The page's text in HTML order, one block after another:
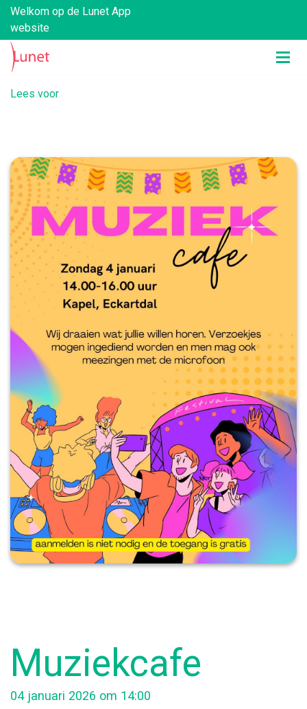
Welkom op de Lunet App
website
Lees voor
Muziekcafe
04 januari 2026 om 14:00